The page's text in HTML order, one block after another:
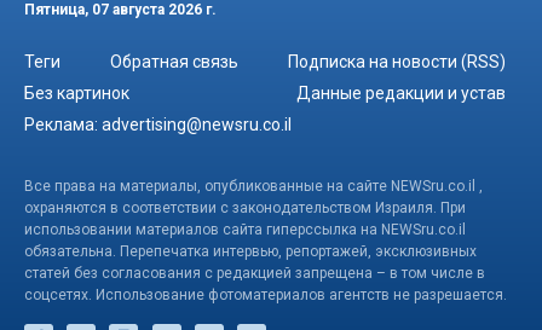
Пятница, 07 августа 2026 г.
Теги Обратная связь
Подписка на новости (RSS)
Без картинок
Данные редакции и устав
Реклама: advertising@newsru.co.il
Все права на материалы, опубликованные на сайте NEWSru.co.il ,
охраняются в соответствии с законодательством Израиля. При
использовании материалов сайта гиперссылка на NEWSru.co.il
обязательна. Перепечатка интервью, репортажей, эксклюзивных
статей без согласования с редакцией запрещена – в том числе в
соцсетях. Использование фотоматериалов агентств не разрешается.